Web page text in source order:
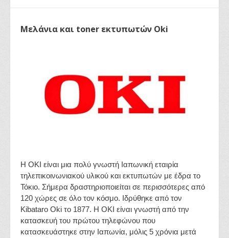
Μελάνια και toner εκτυπωτών Oki
Η OKI είναι μια πολύ γνωστή Ιαπωνική εταιρία
τηλεπικοινωνιακού υλικού και εκτυπωτών με έδρα το
Τόκιο. Σήμερα δραστηριοποιείται σε περισσότερες από
120 χώρες σε όλο τον κόσμο. Ιδρύθηκε από τον
Kibataro Oki το 1877. Η OKI είναι γνωστή από την
κατασκευή του πρώτου τηλεφώνου που
κατασκευάστηκε στην Ιαπωνία, μόλις 5 χρόνια μετά